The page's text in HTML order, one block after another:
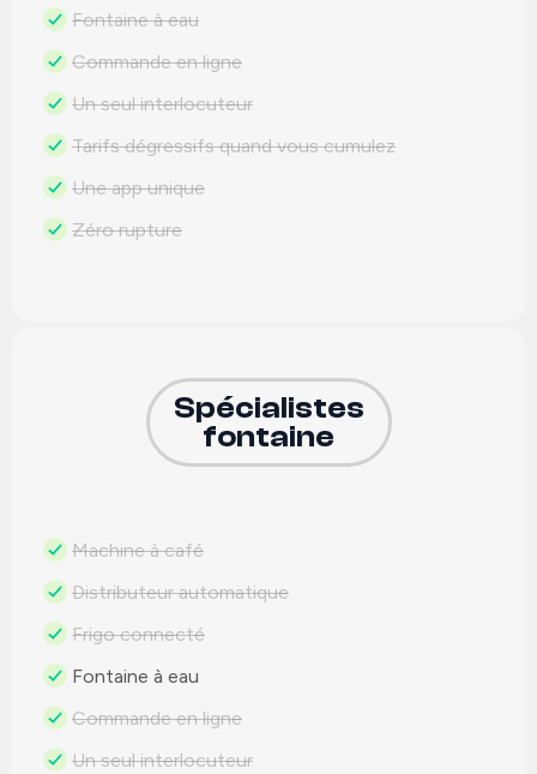
Fontaine à eau
Commande en ligne
Un seul interlocuteur
Tarifs dégressifs quand vous cumulez
Une app unique
Zéro rupture
Spécialistes
fontaine
Machine à café
Distributeur automatique
Frigo connecté
Fontaine à eau
Commande en ligne
Un seul interlocuteur